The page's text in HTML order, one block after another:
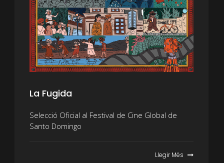
La Fugida
Selecció Oficial al Festival de Cine Global de
Santo Domingo
Llegir Més 